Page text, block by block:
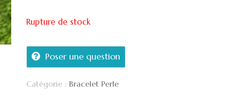
Rupture de stock
Poser une question
Catégorie : Bracelet Perle